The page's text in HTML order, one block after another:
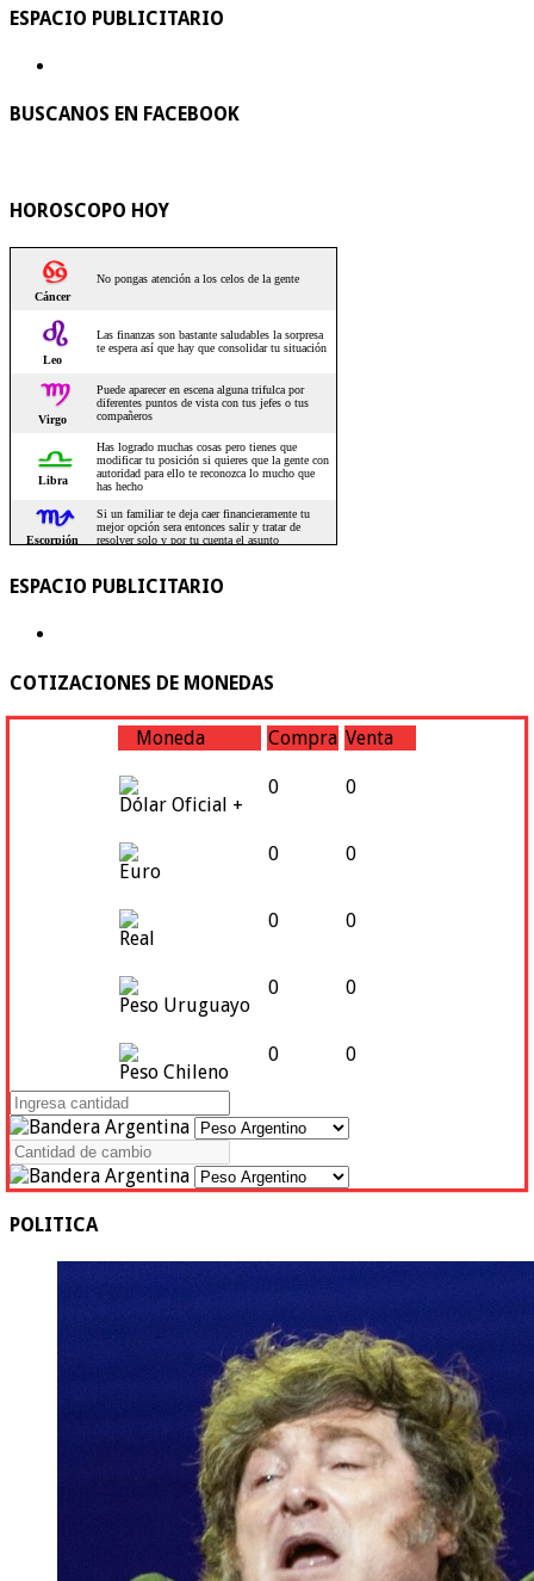
ESPACIO PUBLICITARIO
BUSCANOS EN FACEBOOK
HOROSCOPO HOY
ESPACIO PUBLICITARIO
COTIZACIONES DE MONEDAS
Moneda Compra Venta
Dólar Oficial +
0 0
Euro
0 0
Real
0 0
Peso Uruguayo
0 0
Peso Chileno
0 0
POLITICA